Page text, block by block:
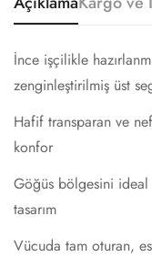
İnce işçilikle
zenginleştirilmiş üst
Hafif transparan ve
konfor
Göğüs bölgesini
tasarım
Vücuda tam oturan,
Are